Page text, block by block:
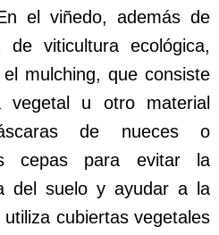
el viñedo, además de
viticultura ecológica,
mulching, que consiste
vegetal u otro material
de nueces o
cepas para evitar la
del suelo y ayudar a la
cubiertas vegetales